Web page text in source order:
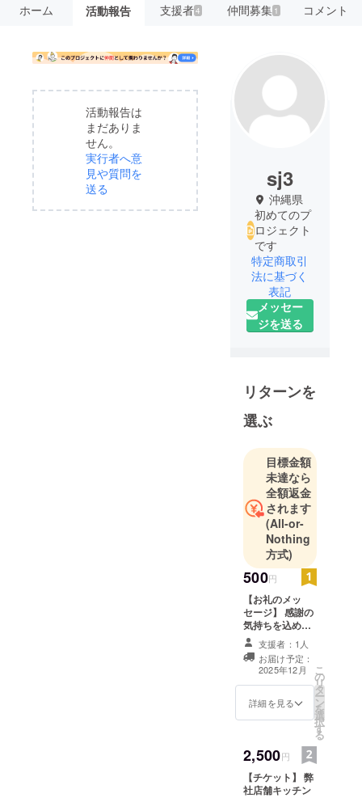
ホーム 活動報告 支援者4 仲間募集 1 コメント
活動報告は
まだありま
せん。
実行者へ意
見や質問を
送る
sj3
沖縄県
初めてのプ
ロジェクト
です
特定商取引
法に基づく
表記
メッセー
ジを送る
リターンを
選ぶ
目標金額
未達なら
全額返金
されます
(All-or-
Nothing
方式)
500円
【お礼のメッ
セージ】 感謝の
気持ちを込め
て、お礼のメッ
セージをお送り
します。
支援者：1人
お届け予定：
2025年12月
詳細を見る
こ
の
リ
タ
ー
ン
を
選
択
す
る
2,500円
【チケット】 弊
社店舗キッチン